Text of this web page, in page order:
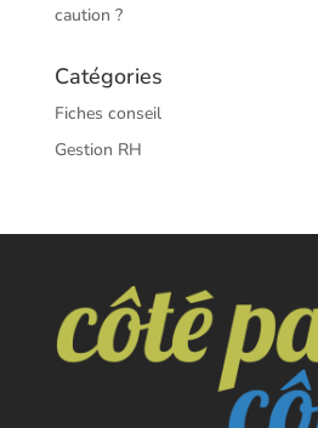
caution ?
Catégories
Fiches conseil
Gestion RH